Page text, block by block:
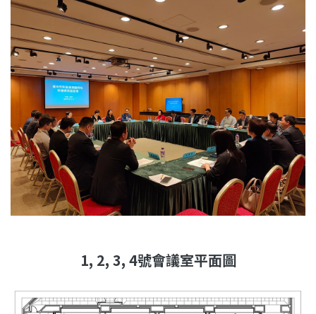
1, 2, 3, 4號會議室平面圖